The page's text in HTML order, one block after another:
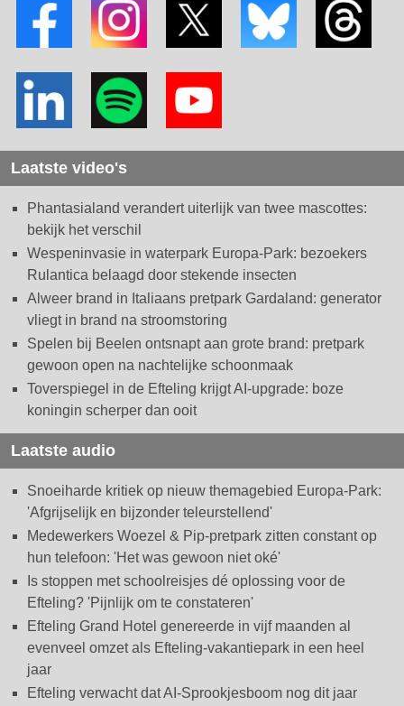
Laatste video's
Phantasialand verandert uiterlijk van twee mascottes:
bekijk het verschil
Wespeninvasie in waterpark Europa-Park: bezoekers
Rulantica belaagd door stekende insecten
Alweer brand in Italiaans pretpark Gardaland: generator
vliegt in brand na stroomstoring
Spelen bij Beelen ontsnapt aan grote brand: pretpark
gewoon open na nachtelijke schoonmaak
Toverspiegel in de Efteling krijgt AI-upgrade: boze
koningin scherper dan ooit
Laatste audio
Snoeiharde kritiek op nieuw themagebied Europa-Park:
'Afgrijselijk en bijzonder teleurstellend'
Medewerkers Woezel & Pip-pretpark zitten constant op
hun telefoon: 'Het was gewoon niet oké'
Is stoppen met schoolreisjes dé oplossing voor de
Efteling? 'Pijnlijk om te constateren'
Efteling Grand Hotel genereerde in vijf maanden al
evenveel omzet als Efteling-vakantiepark in een heel
jaar
Efteling verwacht dat AI-Sprookjesboom nog dit jaar